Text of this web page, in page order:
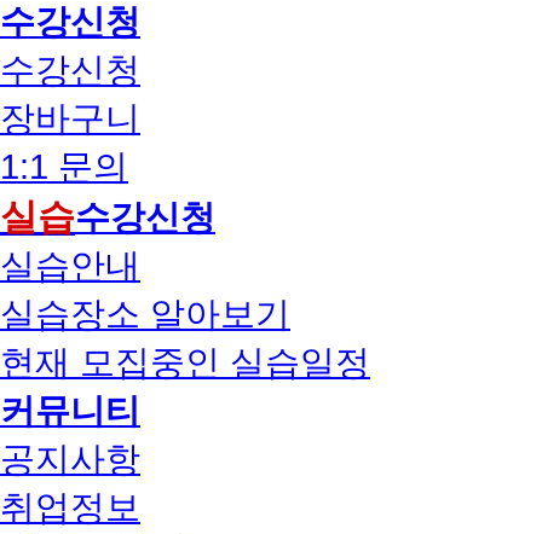
수강신청
수강신청
장바구니
1:1 문의
실습수강신청
실습안내
실습장소 알아보기
현재 모집중인 실습일정
커뮤니티
공지사항
취업정보